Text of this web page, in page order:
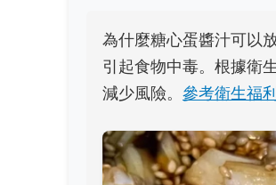
為什麼糖心蛋醬汁可以
引起食物中毒。根據衛
減少風險。 參考衛生福